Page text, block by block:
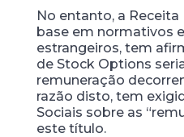
No entanto, a Receita
base em normativos
estrangeiros, tem
de Stock Options
remuneração
razão disto, tem
Sociais sobre as
este título.